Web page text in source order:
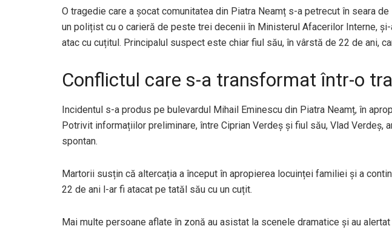
O tragedie care a șocat comunitatea din Piatra Neamț s-a petrecut în seara de
un polițist cu o carieră de peste trei decenii în Ministerul Afacerilor Interne, și-
atac cu cuțitul. Principalul suspect este chiar fiul său, în vârstă de 22 de ani,
Conflictul care s-a transformat într-o
Incidentul s-a produs pe bulevardul Mihail Eminescu din Piatra Neamț, în
Potrivit informațiilor preliminare, între Ciprian Verdeș și fiul său, Vlad Verdeș,
spontan.
Martorii susțin că altercația a început în apropierea locuinței familiei și a
22 de ani l-ar fi atacat pe tatăl său cu un cuțit.
Mai multe persoane aflate în zonă au asistat la scenele dramatice și au